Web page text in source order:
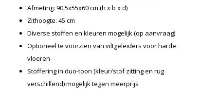
Afmeting: 90,5x55x60 cm (h x b x d)
Zithoogte: 45 cm
Diverse stoffen en kleuren mogelijk (op aanvraag)
Optioneel te voorzien van viltgeleiders voor harde
vloeren
Stoffering in duo-toon (kleur/stof zitting en rug
verschillend) mogelijk tegen meerprijs